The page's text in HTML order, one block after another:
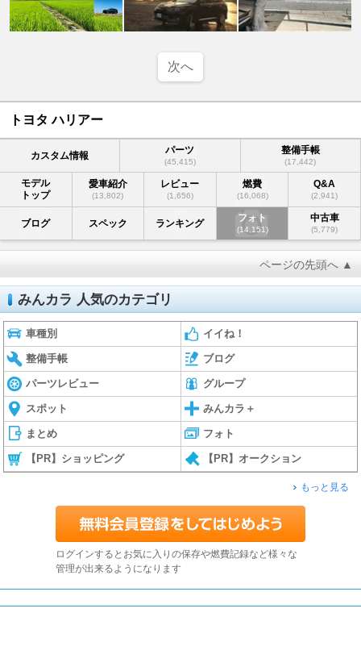
次へ
トヨタ ハリアー
カスタム情報 パーツ
(45,415)
整備手帳
(17,442)
モデル
トップ
愛車紹介
(13,802)
レビュー
(1,656)
燃費
(16,068)
Q&A
(2,941)
ブログ スペック ランキング フォト
(14,151)
中古車
(5,779)
ページの先頭へ ▲
みんカラ 人気のカテゴリ
車種別 イイね！
整備手帳 ブログ
パーツレビュー グループ
スポット みんカラ＋
まとめ フォト
【PR】ショッピング 【PR】オークション
もっと見る
ログインするとお気に入りの保存や燃費記録など様々な
管理が出来るようになります